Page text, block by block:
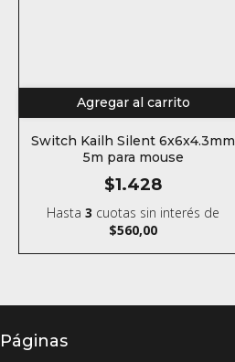
Agregar al carrito
Switch Kailh Silent 6x6x4.3mm
5m para mouse
$1.428
Hasta3 cuotas sin interés de
$560,00
Páginas